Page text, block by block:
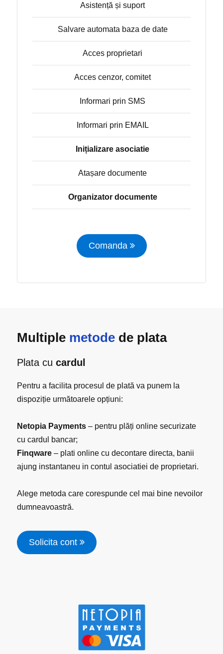
Asistență și suport
Salvare automata baza de date
Acces proprietari
Acces cenzor, comitet
Informari prin SMS
Informari prin EMAIL
Inițializare asociatie
Atașare documente
Organizator documente
Comanda
Multiple metode de plata
Plata cucardul
Pentru a facilita procesul de plată va punem la
dispoziție următoarele opțiuni:
Netopia Payments – pentru plăți online securizate
cu cardul bancar;
Finqware – plati online cu decontare directa, banii
ajung instantaneu in contul asociatiei de proprietari.
Alege metoda care corespunde cel mai bine nevoilor
dumneavoastră.
Solicita cont